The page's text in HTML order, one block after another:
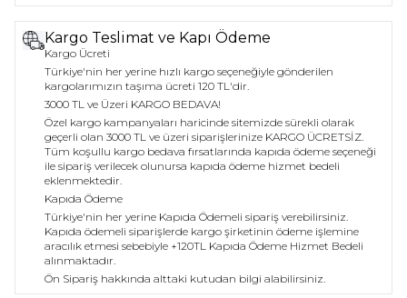
Kargo Teslimat ve Kapı Ödeme
Kargo Ücreti
Türkiye'nin her yerine hızlı kargo seçeneğiyle gönderilen
kargolarımızın taşıma ücreti 120 TL'dir.
3000 TL ve Üzeri KARGO BEDAVA!
Özel kargo kampanyaları haricinde sitemizde sürekli olarak
geçerli olan 3000 TL ve üzeri siparişlerinize KARGO ÜCRETSİZ.
Tüm koşullu kargo bedava fırsatlarında kapıda ödeme seçeneği
ile sipariş verilecek olunursa kapıda ödeme hizmet bedeli
eklenmektedir.
Kapıda Ödeme
Türkiye'nin her yerine Kapıda Ödemeli sipariş verebilirsiniz.
Kapıda ödemeli siparişlerde kargo şirketinin ödeme işlemine
aracılık etmesi sebebiyle +120TL Kapıda Ödeme Hizmet Bedeli
alınmaktadır.
Ön Sipariş hakkında alttaki kutudan bilgi alabilirsiniz.